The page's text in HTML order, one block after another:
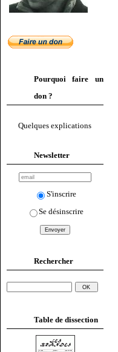
Pourquoi faire un
don ?
Quelques explications
Newsletter
S'inscrire
Se désinscrire
Rechercher
Table de dissection